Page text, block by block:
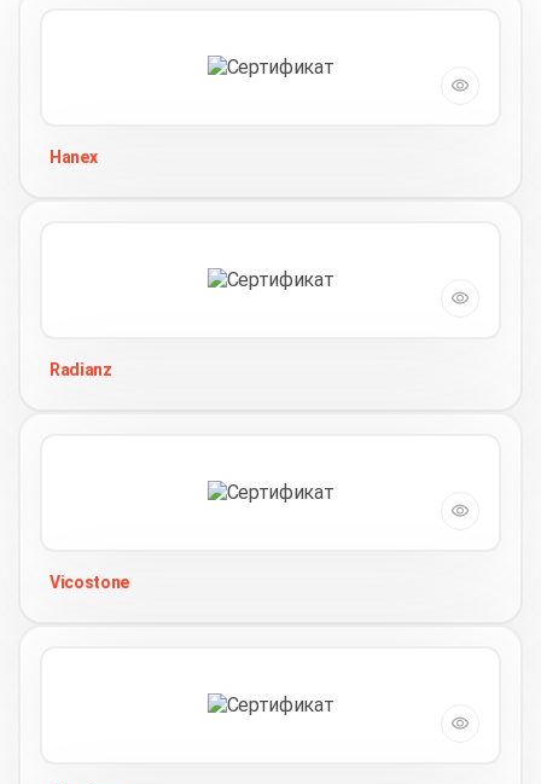
Hanex
Radianz
Vicostone